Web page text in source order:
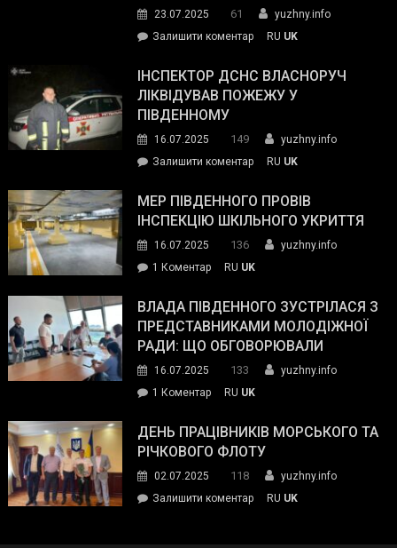
гуманітарну
допомогу
23.07.2025 61
yuzhny.info
Залишити коментарon
провів
нараду
силових
та
органів:
«Наш
спільний
окупанти.
Маємо
діяти
команда
RU UK
ІНСПЕКТОР ДСНС ВЛАСНОРУЧ
ЛІКВІДУВАВ ПОЖЕЖУ У
ПІВДЕННОМУ
16.07.2025 149
yuzhny.info
Залишити коментарon
ДСНС
власноруч
пожежу
у
RU UK
МЕР ПІВДЕННОГО ПРОВІВ
ІНСПЕКЦІЮ ШКІЛЬНОГО УКРИТТЯ
16.07.2025 136
yuzhny.info
1 Коментардо
Південного
провів
інспекцію
укриття
RU UK
ВЛАДА ПІВДЕННОГО ЗУСТРІЛАСЯ З
ПРЕДСТАВНИКАМИ МОЛОДІЖНОЇ
РАДИ: ЩО ОБГОВОРЮВАЛИ
16.07.2025 133
yuzhny.info
1 Коментардо
Південного
зустрілася
представниками
молодіжної
RU UK
ДЕНЬ ПРАЦІВНИКІВ МОРСЬКОГО ТА
РІЧКОВОГО ФЛОТУ
02.07.2025 118
yuzhny.info
Залишити коментарon
RU UK